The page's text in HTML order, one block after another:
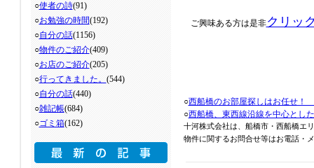
○使者の詩(91)
○お勉強の時間(192)
○自分の話(1156)
○物件のご紹介(409)
○お店のご紹介(205)
○行ってきました。 (544)
○自分の話(440)
○雑記帳(684)
○ゴミ箱(162)
ご興味ある方は是非クリッ
○西船橋のお部屋探しはお任せ！
○西船橋、東西線沿線を中心とし
十河株式会社は、船橋市・西船橋エ
物件に関するお問合せ等はお電話・